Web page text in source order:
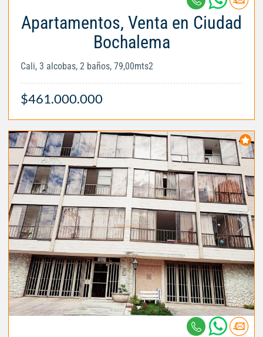
Apartamentos, Venta en Ciudad
Bochalema
Cali, 3 alcobas, 2 baños, 79,00mts2
$461.000.000